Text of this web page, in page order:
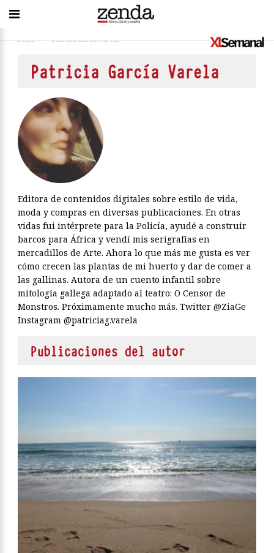
Inicio > Patricia García Varela
Patricia García Varela
Editora de contenidos digitales sobre estilo de vida,
moda y compras en diversas publicaciones. En otras
vidas fui intérprete para la Policía, ayudé a construir
barcos para África y vendí mis serigrafías en
mercadillos de Arte. Ahora lo que más me gusta es ver
cómo crecen las plantas de mi huerto y dar de comer a
las gallinas. Autora de un cuento infantil sobre
mitología gallega adaptado al teatro: O Censor de
Monstros. Próximamente mucho más. Twitter @ZiaGe
Instagram @patriciag.varela
Publicaciones del autor